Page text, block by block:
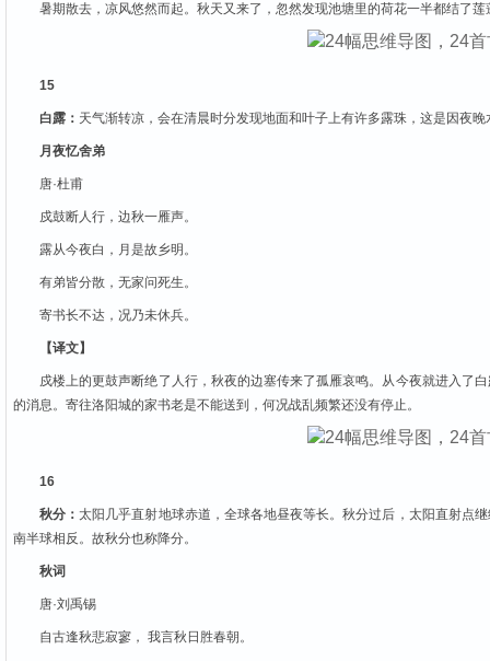
暑期散去，凉风悠然而起。秋天又来了，忽然发现池塘里的荷花一半都结了莲
15
白露： 天气渐转凉，会在清晨时分发现地面和叶子上有许多露珠，这是因夜
月夜忆舍弟
唐·杜甫
戍鼓断人行，边秋一雁声。
露从今夜白，月是故乡明。
有弟皆分散，无家问死生。
寄书长不达，况乃未休兵。
【译文】
戍楼上的更鼓声断绝了人行，秋夜的边塞传来了孤雁哀鸣。从今夜就进入了
的消息。寄往洛阳城的家书老是不能送到，何况战乱频繁还没有停止。
16
秋分：太阳几乎直射地球赤道，全球各地昼夜等长。秋分过后，太阳直射点
南半球相反。故秋分也称降分。
秋词
唐·刘禹锡
自古逢秋悲寂寥， 我言秋日胜春朝。